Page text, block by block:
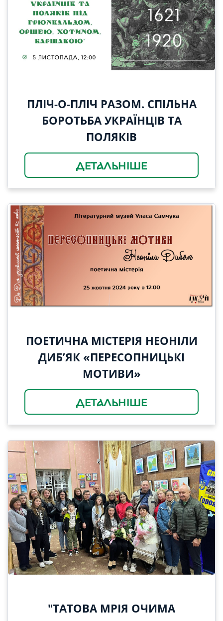
ПЛІЧ-О-ПЛІЧ РАЗОМ. СПІЛЬНА
БОРОТЬБА УКРАЇНЦІВ ТА
ПОЛЯКІВ
ДЕТАЛЬНІШЕ
ПОЕТИЧНА МІСТЕРІЯ НЕОНІЛИ
ДИБ’ЯК «ПЕРЕСОПНИЦЬКІ
МОТИВИ»
ДЕТАЛЬНІШЕ
"ТАТОВА МРІЯ ОЧИМА